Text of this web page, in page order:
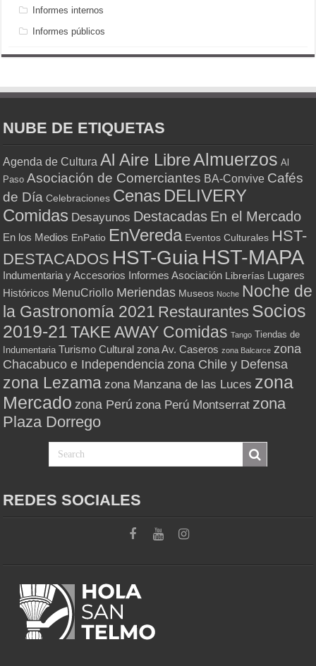
Informes internos
Informes públicos
NUBE DE ETIQUETAS
Agenda de Cultura Al Aire LibreAlmuerzos Al
Paso Asociación de Comerciantes BA-Convive Cafés
de Día Celebraciones Cenas DELIVERY
Comidas Desayunos Destacadas En el Mercado
En los Medios EnPatio EnVereda Eventos Culturales HST-
DESTACADOS HST-GuiaHST-MAPA
Indumentaria y Accesorios Informes Asociación Librerías Lugares
Históricos MenuCriollo Meriendas Museos Noche Noche de
la Gastronomía 2021 Restaurantes Socios
2019-21 TAKE AWAY Comidas Tango Tiendas de
Indumentaria Turismo Cultural zona Av. Caseros zona Balcarce zona
Chacabuco e Independencia zona Chile y Defensa
zona Lezama zona Manzana de las Luces zona
Mercado zona Perú zona Perú Montserrat zona
Plaza Dorrego
REDES SOCIALES